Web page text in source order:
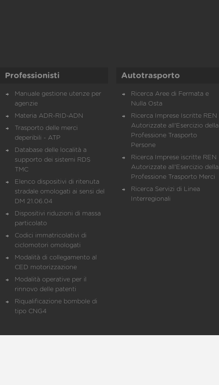
Professionisti
Manuale gestione utenze per
agenzie
Materia ADR-RID-ADN
Trasporto delle merci
deperibili - ATP
Database delle località a
supporto dei sistemi RDS
TMC
Elenco dispositivi di ritenuta
stradale omologati ai sensi del
DM 21.06.04
Dispositivi riduzioni di massa
particolato
Codici immatricolativi di
ciclomotori omologati
Modalità di collegamento al
CED motorizzazione
Modalità operative per il
rinnovo delle patenti
Riqualificazione bombole di
tipo CNG4
Autotrasporto
Ricerca Aree di Fermata e
Nulla Osta
Ricerca Imprese Iscritte REN
Autorizzate all'Esercizio della
Professione Trasporto
Persone
Ricerca Imprese iscritte REN
Autorizzate all'Esercizio della
Professione Trasporto Merci
Ricerca Servizi di Linea
Interregionali